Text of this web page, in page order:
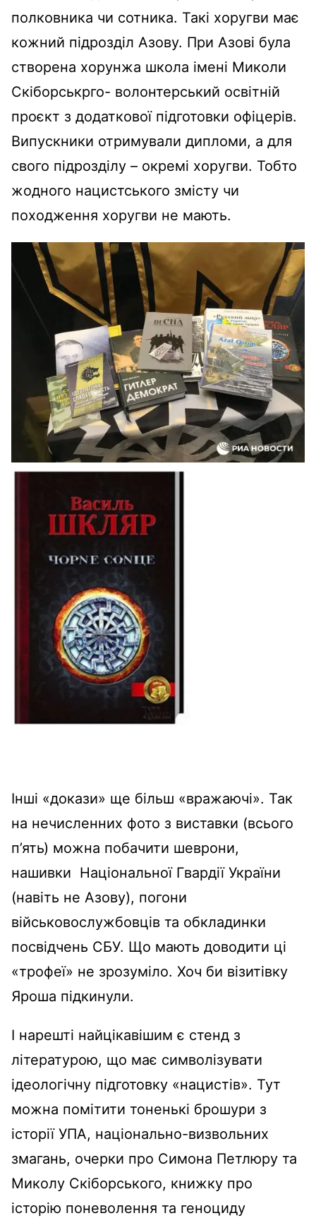
полковника чи сотника. Такі хоругви має
кожний підрозділ Азову. При Азові була
створена хорунжа школа імені Миколи
Скіборськрго- волонтерський освітній
проєкт з додаткової підготовки офіцерів.
Випускники отримували дипломи, а для
свого підрозділу – окремі хоругви. Тобто
жодного нацистського змісту чи
походження хоругви не мають.
Інші «докази» ще більш «вражаючі». Так
на нечисленних фото з виставки (всього
п’ять) можна побачити шеврони,
нашивки Національної Гвардії України
(навіть не Азову), погони
військовослужбовців та обкладинки
посвідчень СБУ. Що мають доводити ці
«трофеї» не зрозуміло. Хоч би візитівку
Яроша підкинули.
І нарешті найцікавішим є стенд з
літературою, що має символізувати
ідеологічну підготовку «нацистів». Тут
можна помітити тоненькі брошури з
історії УПА, національно-визвольних
змагань, очерки про Симона Петлюру та
Миколу Скіборського, книжку про
історію поневолення та геноциду